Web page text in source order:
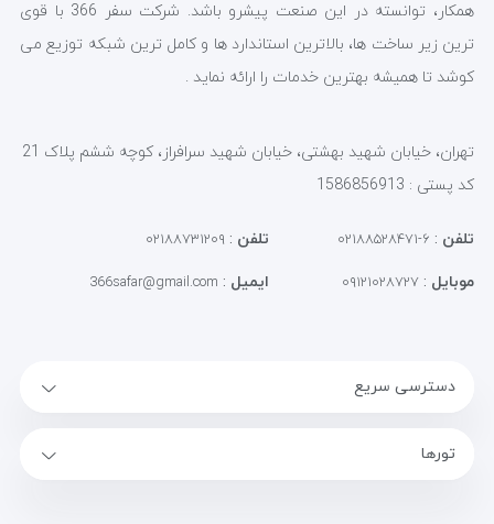
همکار، توانسته در این صنعت پیشرو باشد. شرکت سفر 366 با قوی
ترین زیر ساخت ها، بالاترین استاندارد ها و کامل ترین شبکه توزیع می
کوشد تا همیشه بهترین خدمات را ارائه نماید .
تهران، خیابان شهید بهشتی، خیابان شهید سرافراز، کوچه ششم پلاک 21
کد پستی : 1586856913
تلفن : ۶-۰۲۱۸۸۵۲۸۴۷۱ تلفن : ۰۲۱۸۸۷۳۱۲۰۹
موبایل : ۰۹۱۲۱۰۲۸۷۲۷ ایمیل :
366safar@gmail.com
دسترسی سریع
تورها